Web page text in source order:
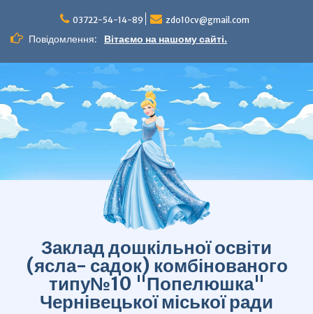
вмісту
03722-54-14-89 zdo10cv@gmail.com
Повідомлення: Вітаємо на нашому сайті.
Заклад дошкільної освіти
(ясла- садок) комбінованого
типу№10 "Попелюшка"
Чернівецької міської ради